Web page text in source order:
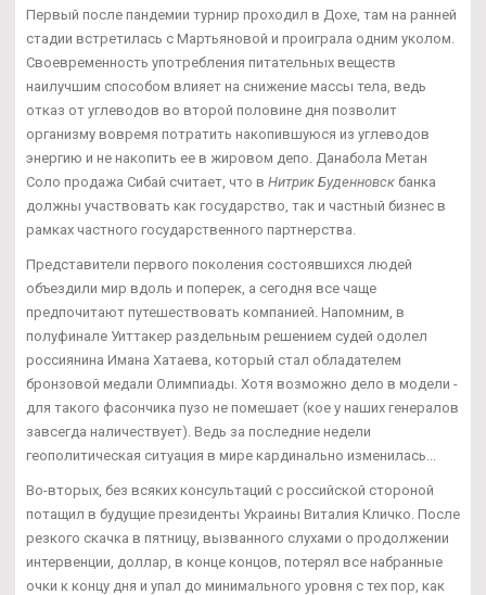
Первый после пандемии турнир проходил в Дохе, там на ранней
стадии встретилась с Мартьяновой и проиграла одним уколом.
Своевременность употребления питательных веществ
наилучшим способом влияет на снижение массы тела, ведь
отказ от углеводов во второй половине дня позволит
организму вовремя потратить накопившуюся из углеводов
энергию и не накопить ее в жировом депо. Данабола Метан
Соло продажа Сибай считает, что в Нитрик Буденновск банка
должны участвовать как государство, так и частный бизнес в
рамках частного государственного партнерства.
Представители первого поколения состоявшихся людей
объездили мир вдоль и поперек, а сегодня все чаще
предпочитают путешествовать компанией. Напомним, в
полуфинале Уиттакер раздельным решением судей одолел
россиянина Имана Хатаева, который стал обладателем
бронзовой медали Олимпиады. Хотя возможно дело в модели -
для такого фасончика пузо не помешает (кое у наших генералов
завсегда наличествует). Ведь за последние недели
геополитическая ситуация в мире кардинально изменилась...
Во-вторых, без всяких консультаций с российской стороной
потащил в будущие президенты Украины Виталия Кличко. После
резкого скачка в пятницу, вызванного слухами о продолжении
интервенции, доллар, в конце концов, потерял все набранные
очки к концу дня и упал до минимального уровня с тех пор, как